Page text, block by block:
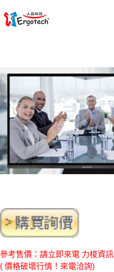
參考售價：請立即來電 力梭資訊
( 價格破壞行情！來電洽詢)